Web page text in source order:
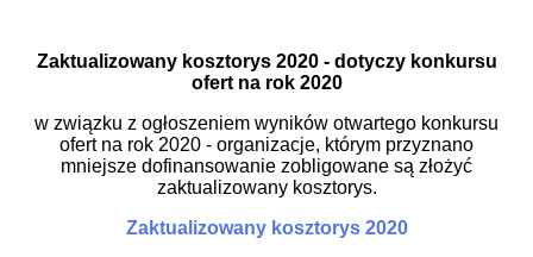
Zaktualizowany kosztorys 2020 - dotyczy konkursu
ofert na rok 2020
w związku z ogłoszeniem wyników otwartego konkursu
ofert na rok 2020 - organizacje, którym przyznano
mniejsze dofinansowanie zobligowane są złożyć
zaktualizowany kosztorys.
Zaktualizowany kosztorys 2020